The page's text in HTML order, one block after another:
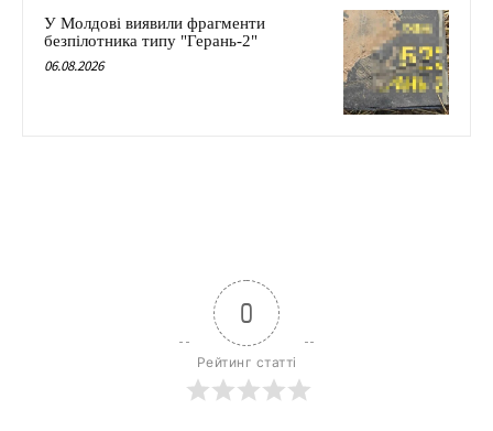
У Молдові виявили фрагменти
безпілотника типу "Герань-2"
06.08.2026
0
Рейтинг статті